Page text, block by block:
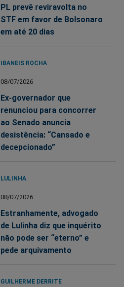
PL prevê reviravolta no
STF em favor de Bolsonaro
em até 20 dias
IBANEIS ROCHA
08/07/2026
Ex-governador que
renunciou para concorrer
ao Senado anuncia
desistência: “Cansado e
decepcionado”
LULINHA
08/07/2026
Estranhamente, advogado
de Lulinha diz que inquérito
não pode ser “eterno” e
pede arquivamento
GUILHERME DERRITE